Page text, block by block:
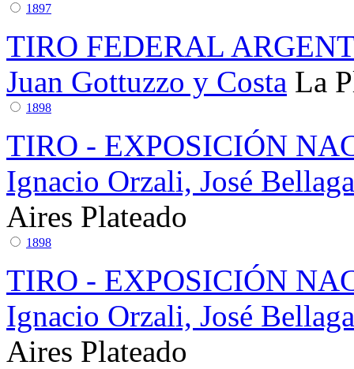
1897
TIRO FEDERAL
Juan Gottuzzo y Costa La
1898
TIRO - EXPOSICIÓN
Ignacio Orzali, José
Aires Plateado
1898
TIRO - EXPOSICIÓN
Ignacio Orzali, José
Aires Plateado